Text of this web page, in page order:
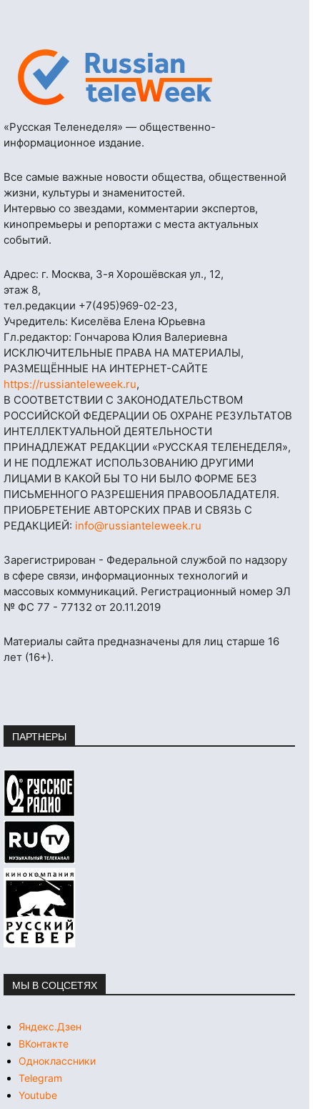
«Русская Теленеделя» — общественно-
информационное издание.
Все самые важные новости общества, общественной
жизни, культуры и знаменитостей.
Интервью со звездами, комментарии экспертов,
кинопремьеры и репортажи с места актуальных
событий.
Адрес: г. Москва, 3-я Хорошёвская ул., 12,
этаж 8,
тел.редакции +7(495)969-02-23,
Учредитель: Киселёва Елена Юрьевна
Гл.редактор: Гончарова Юлия Валериевна
ИСКЛЮЧИТЕЛЬНЫЕ ПРАВА НА МАТЕРИАЛЫ,
РАЗМЕЩЁННЫЕ НА ИНТЕРНЕТ-САЙТЕ
https://russianteleweek.ru,
В СООТВЕТСТВИИ С ЗАКОНОДАТЕЛЬСТВОМ
РОССИЙСКОЙ ФЕДЕРАЦИИ ОБ ОХРАНЕ РЕЗУЛЬТАТОВ
ИНТЕЛЛЕКТУАЛЬНОЙ ДЕЯТЕЛЬНОСТИ
ПРИНАДЛЕЖАТ РЕДАКЦИИ «РУССКАЯ ТЕЛЕНЕДЕЛЯ»,
И НЕ ПОДЛЕЖАТ ИСПОЛЬЗОВАНИЮ ДРУГИМИ
ЛИЦАМИ В КАКОЙ БЫ ТО НИ БЫЛО ФОРМЕ БЕЗ
ПИСЬМЕННОГО РАЗРЕШЕНИЯ ПРАВООБЛАДАТЕЛЯ.
ПРИОБРЕТЕНИЕ АВТОРСКИХ ПРАВ И СВЯЗЬ С
РЕДАКЦИЕЙ: info@russianteleweek.ru
Зарегистрирован - Федеральной службой по надзору
в сфере связи, информационных технологий и
массовых коммуникаций. Регистрационный номер ЭЛ
№ ФС 77 - 77132 от 20.11.2019
Материалы сайта предназначены для лиц старше 16
лет (16+).
ПАРТНЕРЫ
МЫ В СОЦСЕТЯХ
Яндекс.Дзен
ВКонтакте
Одноклассники
Telegram
Youtube